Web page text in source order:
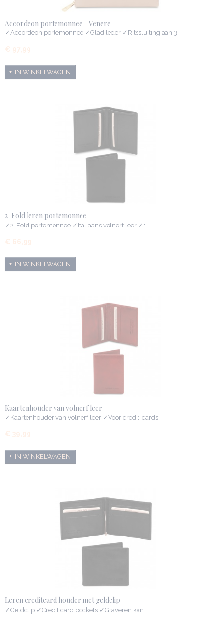
Accordeon portemonnee - Venere
✓Accordeon portemonnee ✓Glad leder ✓Ritssluiting aan 3…
€ 97,99
IN WINKELWAGEN
2-Fold leren portemonnee
✓2-Fold portemonnee ✓Italiaans volnerf leer ✓1…
€ 66,99
IN WINKELWAGEN
Kaartenhouder van volnerf leer
✓Kaartenhouder van volnerf leer ✓Voor credit-cards…
€ 39,99
IN WINKELWAGEN
Leren creditcard houder met geldclip
✓Geldclip ✓Credit card pockets ✓Graveren kan…